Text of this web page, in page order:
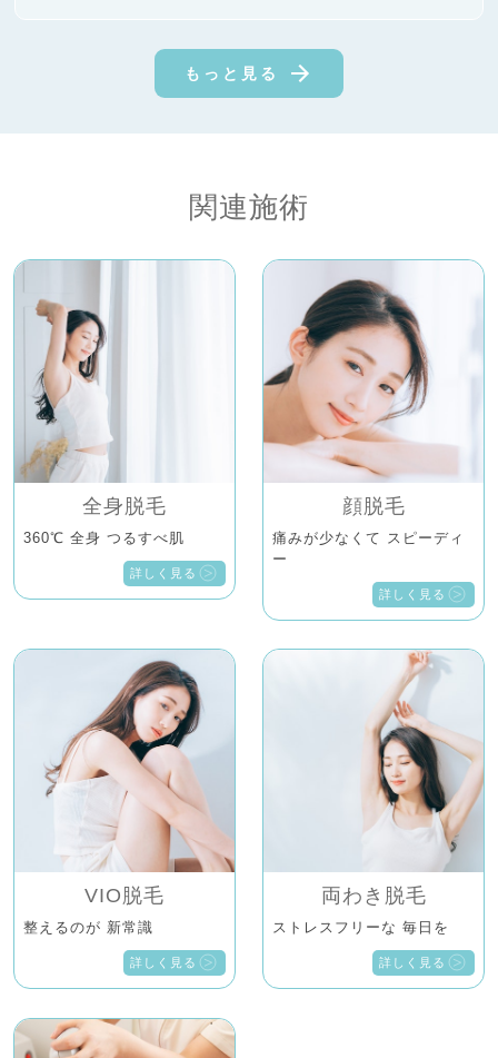
もっと見る
関連施術
全身脱毛
360℃ 全身 つるすべ肌
詳しく見る
顔脱毛
痛みが少なくて スピーディ
ー
詳しく見る
VIO脱毛
整えるのが 新常識
詳しく見る
両わき脱毛
ストレスフリーな 毎日を
詳しく見る